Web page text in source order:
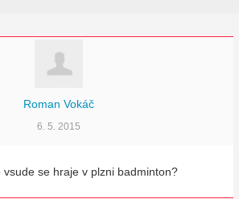
Roman Vokáč
6. 5. 2015
vsude se hraje v plzni badminton?